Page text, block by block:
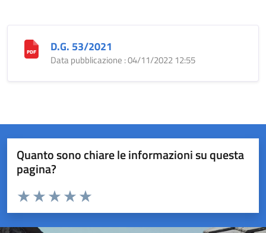
D.G. 53/2021
Data pubblicazione : 04/11/2022 12:55
Quanto sono chiare le informazioni su questa
pagina?
Valuta da 1 a 5 stelle la pagina
Valuta 5 stelle su 5
Valuta 4 stelle su 5
Valuta 3 stelle su 5
Valuta 2 stelle su 5
Valuta 1 stelle su 5